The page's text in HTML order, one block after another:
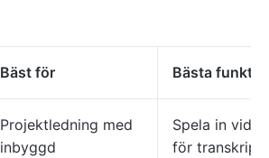
Bäst för Bästa
Projektledning med
inbyggd
Spela in
för